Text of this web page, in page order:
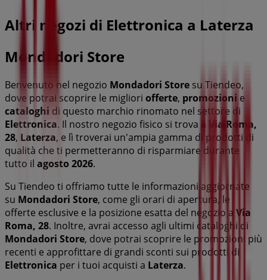
Altri negozi di Elettronica a Laterza
Mondadori Store
Benvenuto nel negozio Mondadori Store su Tiendeo,
dove potrai scoprire le migliori offerte, promozioni e
cataloghi di questo marchio rinomato nel settore di
Elettronica. Il nostro negozio fisico si trova a Via Roma,
28, Laterza, e lì troverai un'ampia gamma di prodotti di
qualità che ti permetteranno di risparmiare durante
tutto il agosto 2026.
Su Tiendeo ti offriamo tutte le informazioni aggiornate
su Mondadori Store, come gli orari di apertura, le
offerte esclusive e la posizione esatta del negozio a Via
Roma, 28. Inoltre, avrai accesso agli ultimi cataloghi di
Mondadori Store, dove potrai scoprire le promozioni più
recenti e approfittare di grandi sconti sui prodotti di
Elettronica per i tuoi acquisti a Laterza.